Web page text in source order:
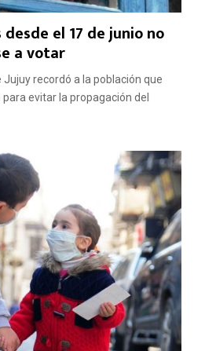
el 17 de junio no
a votar
Jujuy recordó a la población que
evitar la propagación del